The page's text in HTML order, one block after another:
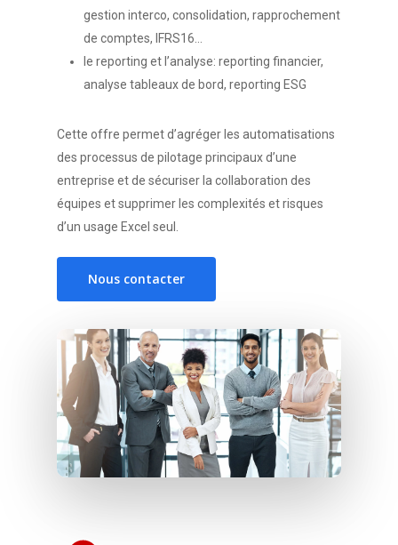
gestion interco, consolidation, rapprochement
de comptes, IFRS16…
le reporting et l’analyse: reporting financier,
analyse tableaux de bord, reporting ESG
Cette offre permet d’agréger les automatisations
des processus de pilotage principaux d’une
entreprise et de sécuriser la collaboration des
équipes et supprimer les complexités et risques
d’un usage Excel seul.
Nous contacter